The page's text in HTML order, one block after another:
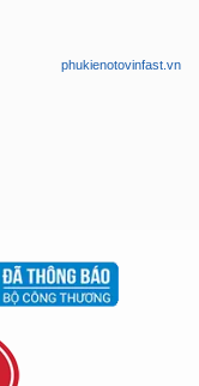
phukienotovinfast.vn